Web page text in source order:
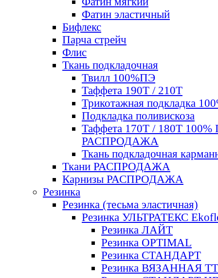
Фатин элаcтичный
Бифлекс
Парча стрейч
Флис
Ткань подкладочная
Твилл 100%ПЭ
Таффета 190Т / 210Т
Трикотажная подкладка
Подкладка поливискоза
Таффета 170Т / 180Т 100%
РАСПРОДАЖА
Ткань подкладочная
Ткани РАСПРОДАЖА
Карнизы РАСПРОДАЖА
Резинка
Резинка (тесьма эластичная)
Резинка УЛЬТРАТЕКС
Резинка ЛАЙТ
Резинка OPTIMAL
Резинка СТАНДАРТ
Резинка ВЯЗАННАЯ ТТ